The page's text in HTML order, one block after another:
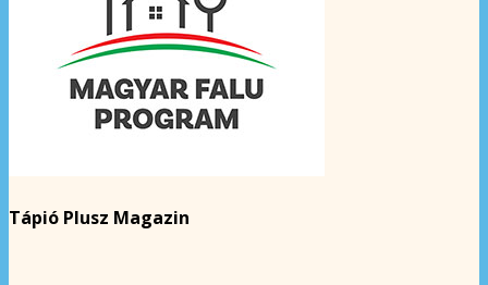
Tápió Plusz Magazin